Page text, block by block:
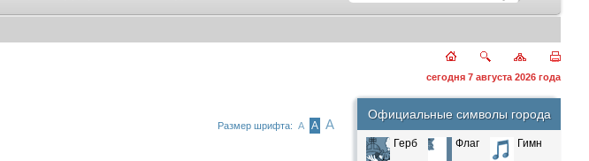
сегодня 7 августа 2026 года
Размер шрифта: А А А
Официальные символы города
Герб Флаг Гимн